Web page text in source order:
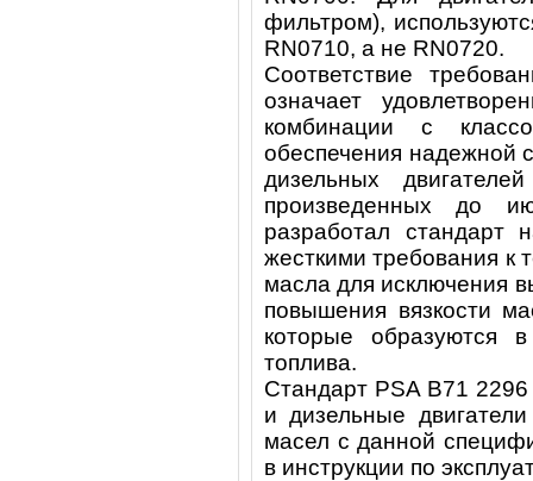
фильтром),
RN0710, а не RN0720.
Соответствие
означает
комбинации с
обеспечения надежной
дизельных
произведенных до
разработал
жесткими требования к
масла для исключения
повышения вязкости
которые образуются
топлива.
Стандарт PSA B71
и дизельные
масел с данной
в инструкции по